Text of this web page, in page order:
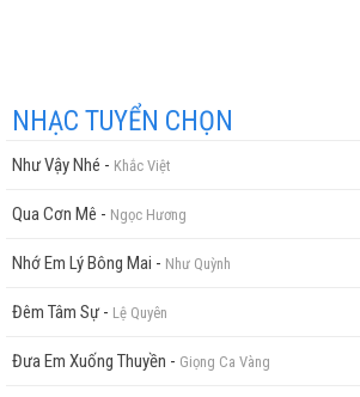
NHẠC TUYỂN CHỌN
Như Vậy Nhé - Khắc Việt
Qua Cơn Mê - Ngọc Hương
Nhớ Em Lý Bông Mai - Như Quỳnh
Đêm Tâm Sự - Lệ Quyên
Đưa Em Xuống Thuyền - Giọng Ca Vàng